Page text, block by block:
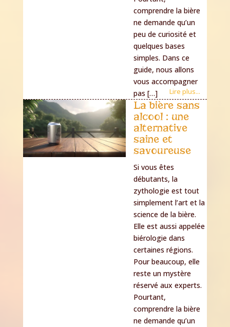
comprendre la bière
ne demande qu’un
peu de curiosité et
quelques bases
simples. Dans ce
guide, nous allons
vous accompagner
pas […]
Lire plus...
La bière sans
alcool : une
alternative
saine et
savoureuse
Si vous êtes
débutants, la
zythologie est tout
simplement l’art et la
science de la bière.
Elle est aussi appelée
biérologie dans
certaines régions.
Pour beaucoup, elle
reste un mystère
réservé aux experts.
Pourtant,
comprendre la bière
ne demande qu’un